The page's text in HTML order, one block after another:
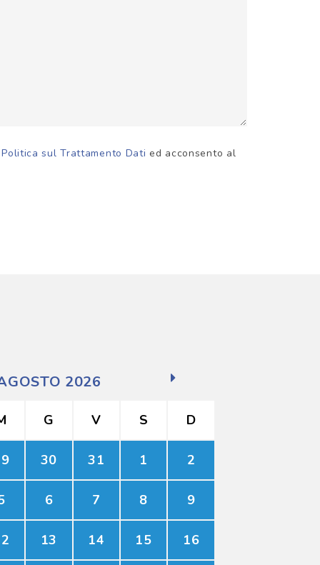
Politica sul Trattamento Dati ed acconsento al
2026
G V S D
30 31 1 2
6 7 8 9
13 14 15 16